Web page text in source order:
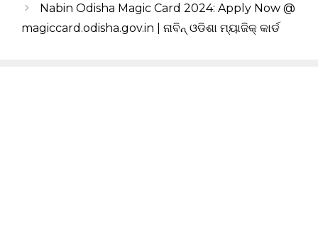
Nabin Odisha Magic Card 2024: Apply Now @
magiccard.odisha.gov.in | ନାବିନ୍ ଓଡିଶା ମ୍ୟାଜିକ୍ କାର୍ଡ